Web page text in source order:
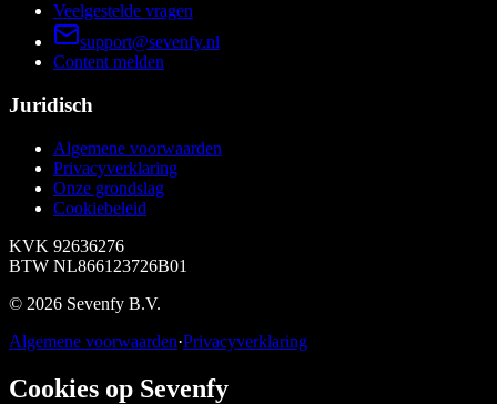
Veelgestelde vragen
support@sevenfy.nl
Content melden
Juridisch
Algemene voorwaarden
Privacyverklaring
Onze grondslag
Cookiebeleid
KVK 92636276
BTW NL866123726B01
© 2026 Sevenfy B.V.
Algemene voorwaarden·Privacyverklaring
Cookies op Sevenfy